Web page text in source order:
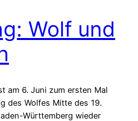
Wolf und
am 6. Juni zum ersten Mal
des Wolfes Mitte des 19.
Württemberg wieder